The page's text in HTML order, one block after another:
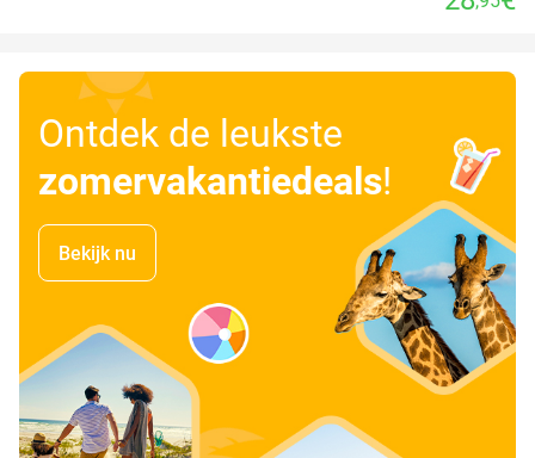
Ontdek de leukste
zomervakantiedeals!
Bekijk nu